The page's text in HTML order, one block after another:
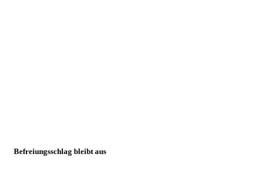
Befreiungsschlag bleibt aus